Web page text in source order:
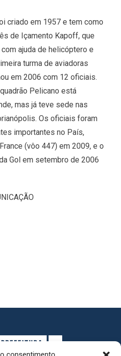
criado em 1957 e tem como
de Içamento Kapoff, que
ajuda de helicóptero e
turma de aviadoras
em 2006 com 12 oficiais.
Pelicano está
mas já teve sede nas
Os oficiais foram
importantes no País,
(vôo 447) em 2009, e o
Gol em setembro de 2006